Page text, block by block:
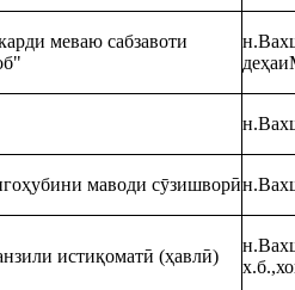
меваю сабзавоти
маводи сӯзишворӣ
истиқоматӣ (ҳавлӣ)